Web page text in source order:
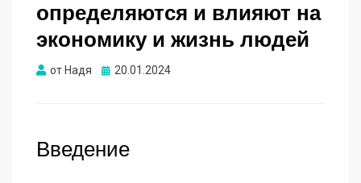
определяются и влияют на
экономику и жизнь людей
от Надя Опубликовано
20.01.2024
Введение